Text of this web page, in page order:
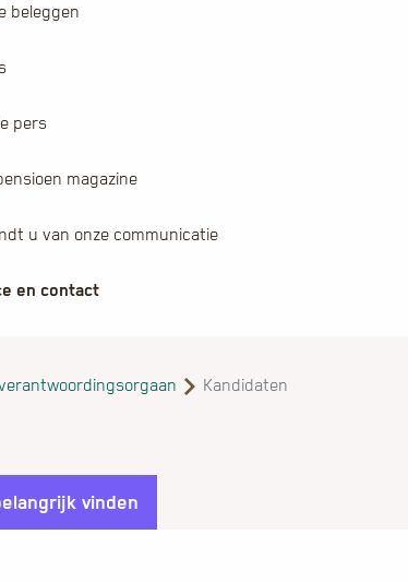
beleggen
pers
magazine
u van onze communicatie
en contact
vinden